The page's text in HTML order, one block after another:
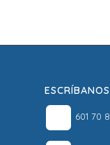
601 70